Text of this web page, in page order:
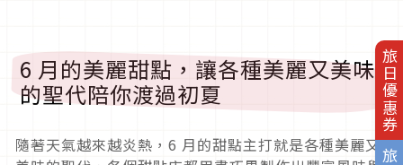
旅日優惠券
6 月的美麗甜點，讓各種美麗又美味
的聖代陪你渡過初夏
隨著天氣越來越炎熱，6 月的甜點主打就是各種美麗又